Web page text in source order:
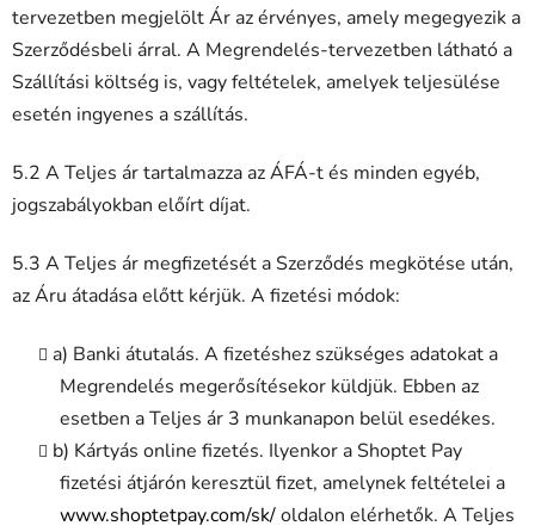
tervezetben megjelölt Ár az érvényes, amely megegyezik a
Szerződésbeli árral. A Megrendelés-tervezetben látható a
Szállítási költség is, vagy feltételek, amelyek teljesülése
esetén ingyenes a szállítás.
5.2 A Teljes ár tartalmazza az ÁFÁ-t és minden egyéb,
jogszabályokban előírt díjat.
5.3 A Teljes ár megfizetését a Szerződés megkötése után,
az Áru átadása előtt kérjük. A fizetési módok:
a) Banki átutalás. A fizetéshez szükséges adatokat a
Megrendelés megerősítésekor küldjük. Ebben az
esetben a Teljes ár 3 munkanapon belül esedékes.
b) Kártyás online fizetés. Ilyenkor a Shoptet Pay
fizetési átjárón keresztül fizet, amelynek feltételei a
www.shoptetpay.com/sk/oldalon elérhetők. A Teljes